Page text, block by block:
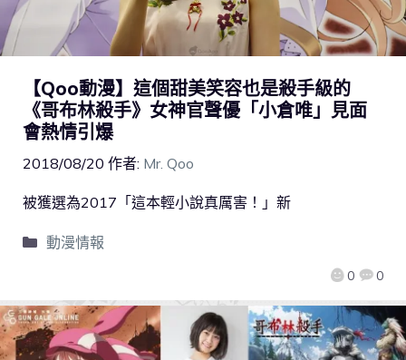
【Qoo動漫】這個甜美笑容也是殺手級的
《哥布林殺手》女神官聲優「小倉唯」見面
會熱情引爆
2018/08/20 作者: Mr. Qoo
0 0
被獲選為2017「這本輕小說真厲害！」新
動漫情報